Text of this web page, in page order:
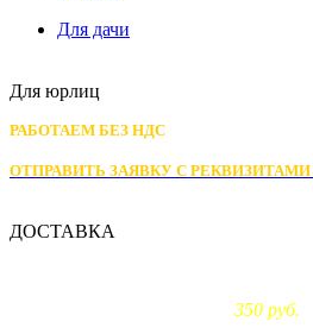
Для дачи
Для юрлиц
РАБОТАЕМ БЕЗ НДС
ОТПРАВИТЬ ЗАЯВКУ С РЕКВИЗИТАМИ
ДОСТАВКА
350 руб.